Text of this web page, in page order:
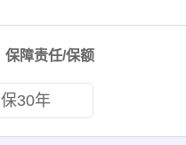
保障责任/保额
保30年